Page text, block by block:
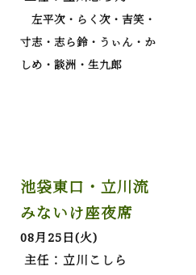
左平次・らく次・吉笑・
寸志・志ら鈴・うぃん・か
しめ・談洲・生九郎
池袋東口・立川流
みないけ座夜席
08月25日(火)
主任：立川こしら